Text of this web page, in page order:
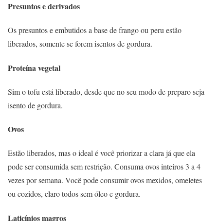
Presuntos e derivados
Os presuntos e embutidos a base de frango ou peru estão
liberados, somente se forem isentos de gordura.
Proteína vegetal
Sim o tofu está liberado, desde que no seu modo de preparo seja
isento de gordura.
Ovos
Estão liberados, mas o ideal é você priorizar a clara já que ela
pode ser consumida sem restrição. Consuma ovos inteiros 3 a 4
vezes por semana. Você pode consumir ovos mexidos, omeletes
ou cozidos, claro todos sem óleo e gordura.
Laticínios magros